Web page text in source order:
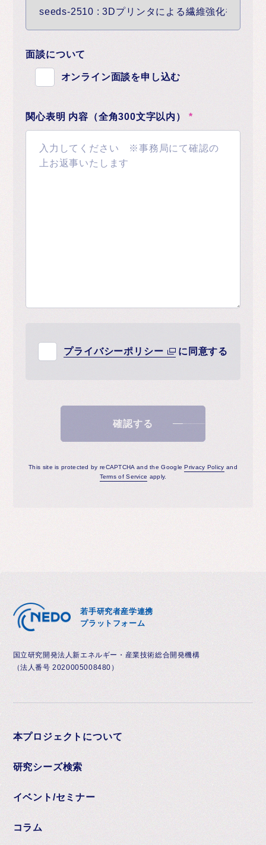
面談について
オンライン面談を申し込む
関心表明 内容（全角300文字以内） *
プライバシーポリシー に同意する
確認する
This site is protected by reCAPTCHA and the Google Privacy Policy and
Terms of Service apply.
若手研究者産学連携
プラットフォーム
国立研究開発法人新エネルギー・産業技術総合開発機構
（法人番号 2020005008480）
本プロジェクトについて
研究シーズ検索
イベント/セミナー
コラム